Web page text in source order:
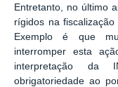
Entretanto, no último
rígidos na
Exemplo é que
interromper esta
interpretação da
obrigatoriedade ao